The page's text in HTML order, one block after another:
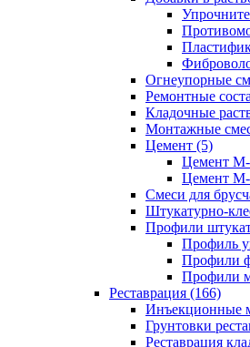
Огнеупорные
Ремонтные
Кладочные
Монтажные
Цемент (5)
Цемент М-
Цемент М-
Смеси для
Штукатурно-
Профили
Профиль
Профили
Профили
Реставрация (166)
Инъекционные
Грунтовки
Реставрация